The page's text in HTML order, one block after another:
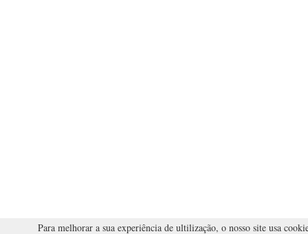
Para melhorar a sua experiência de ultilização, o nosso site usa